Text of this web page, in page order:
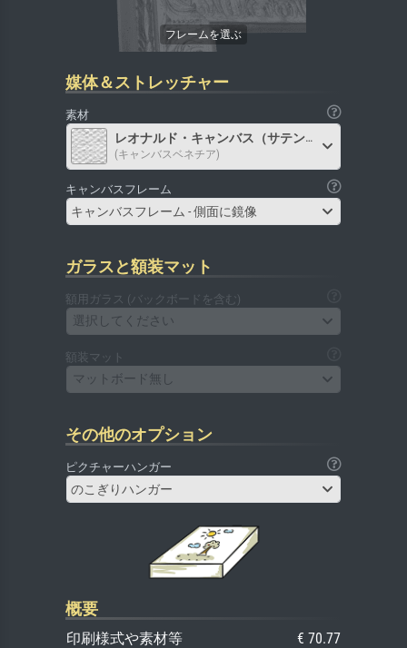
媒体＆ストレッチャー
素材
レオナルド・キャンバス（サテン）
(キャンバスベネチア)
キャンバスフレーム
キャンバスフレーム - 側面に鏡像
ガラスと額装マット
額用ガラス (バックボードを含む)
選択してください
額装マット
マットボード無し
その他のオプション
ピクチャーハンガー
のこぎりハンガー
概要
印刷様式や素材等
€ 70.77